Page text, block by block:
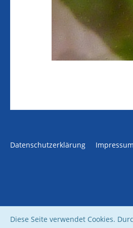
Datenschutzerklärung Impressum
Diese Seite verwendet Cookies.